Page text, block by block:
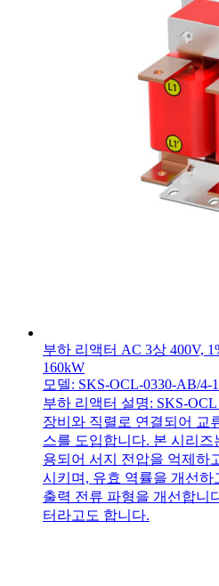
부하 리액터 AC 3상 400V,
160kW
모델: SKS-OCL-0330-AB/4-1
부하 리액터 설명: SKS-
장비와 직렬로 연결되어 교
스를 도입합니다. 본 시리
용되어 서지 전압을 억제하
시키며, 유효 역률을 개선
출력 전류 파형을 개선합니
터라고도 합니다.